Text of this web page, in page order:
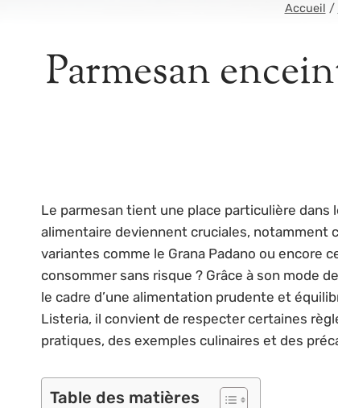
Accueil /
Parmesan
Le parmesan tient une place particulière
alimentaire deviennent cruciales, notamment
variantes comme le Grana Padano ou encore
consommer sans risque ? Grâce à son mode
le cadre d’une alimentation prudente et
Listeria, il convient de respecter certaines
pratiques, des exemples culinaires et des
Table des matières